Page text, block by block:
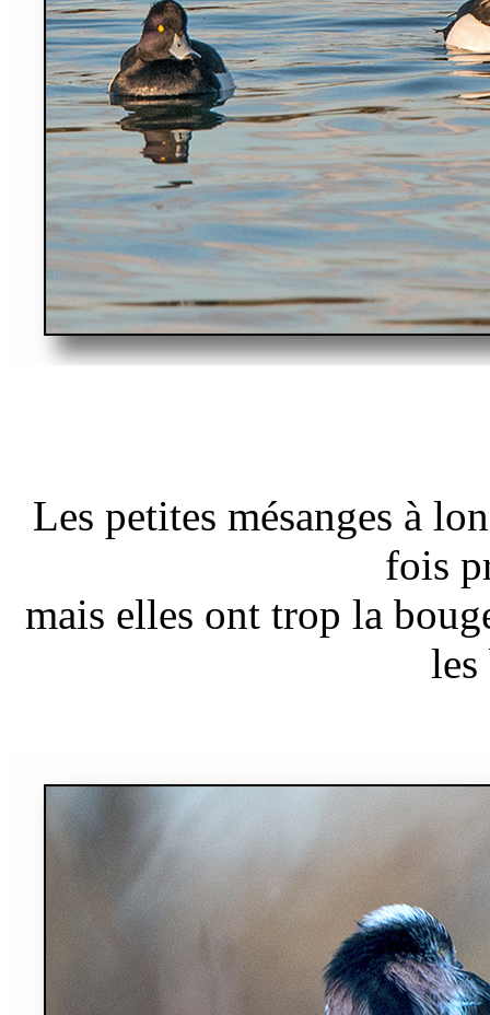
Les petites mésanges à
fois
mais elles ont trop la
les